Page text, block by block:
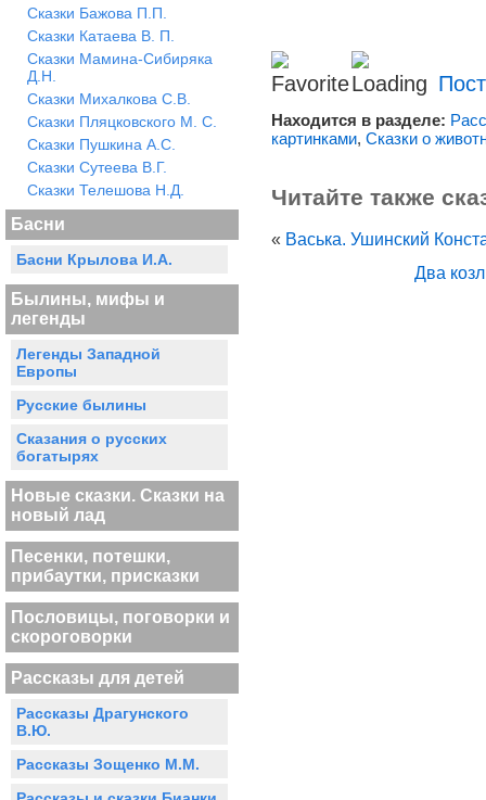
Сказки Бажова П.П.
Сказки Катаева В. П.
Сказки Мамина-Сибиряка
Д.Н.
Сказки Михалкова С.В.
Сказки Пляцковского М. С.
Сказки Пушкина А.С.
Сказки Сутеева В.Г.
Сказки Телешова Н.Д.
Басни
Басни Крылова И.А.
Былины, мифы и
легенды
Легенды Западной
Европы
Русские былины
Сказания о русских
богатырях
Новые сказки. Сказки на
новый лад
Песенки, потешки,
прибаутки, присказки
Пословицы, поговорки и
скороговорки
Рассказы для детей
Рассказы Драгунского
В.Ю.
Рассказы Зощенко М.М.
Находится в разделе:
картинками, Сказки о
Читайте также
« Васька. Ушинский
Два